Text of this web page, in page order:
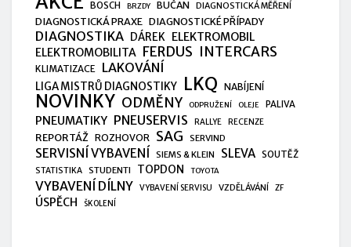
BOSCH BRZDY BUČAN DIAGNOSTICKÁ MĚŘENÍ
DIAGNOSTICKÁ PRAXE DIAGNOSTICKÉ PŘÍPADY
DIAGNOSTIKA DÁREK ELEKTROMOBIL
ELEKTROMOBILITA FERDUS INTERCARS
KLIMATIZACE LAKOVÁNÍ
LIGA MISTRŮ DIAGNOSTIKY LKQ NABÍJENÍ
NOVINKY ODMĚNY ODPRUŽENÍ OLEJE PALIVA
PNEUMATIKY PNEUSERVIS RALLYE RECENZE
REPORTÁŽ ROZHOVOR SAG SERVIND
SERVISNÍ VYBAVENÍ SIEMS & KLEIN SLEVA SOUTĚŽ
STATISTIKA STUDENTI TOPDON TOYOTA
VYBAVENÍ DÍLNY VYBAVENÍ SERVISU VZDĚLÁVÁNÍ ZF
ÚSPĚCH ŠKOLENÍ